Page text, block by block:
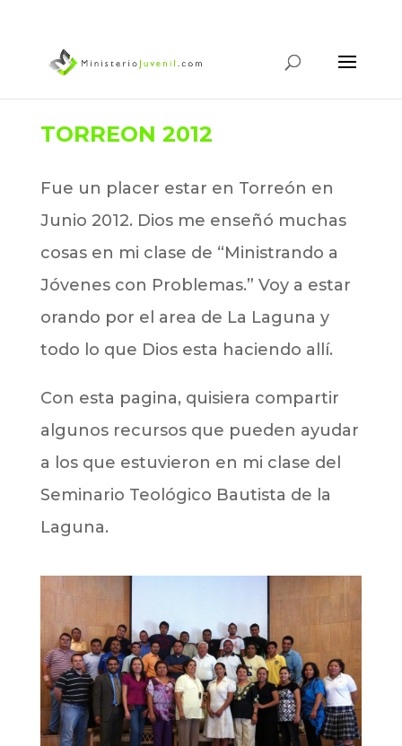
TORREON 2012
Fue un placer estar en Torreón en
Junio 2012. Dios me enseñó muchas
cosas en mi clase de “Ministrando a
Jóvenes con Problemas.” Voy a estar
orando por el area de La Laguna y
todo lo que Dios esta haciendo allí.
Con esta pagina, quisiera compartir
algunos recursos que pueden ayudar
a los que estuvieron en mi clase del
Seminario Teológico Bautista de la
Laguna.